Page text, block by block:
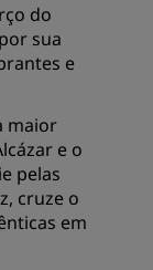
do
sua
e
maior
e o
pelas
cruze o
em